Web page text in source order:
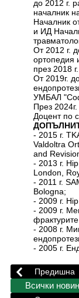
до 2012 г.
началник
Началник
и ИД
От 2012 г.
ортопедия
през 2018
От 2019г.
УМБАЛ
През
Доцент по
- 2015 г.
Valdoltra
and
- 2013 г.
London,
- 2011 г.
Bologna;
- 2009 г.
- 2009 г.
- 2008 г.
- 2005 г.